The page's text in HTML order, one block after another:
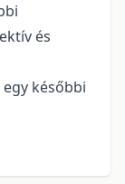
és
későbbi